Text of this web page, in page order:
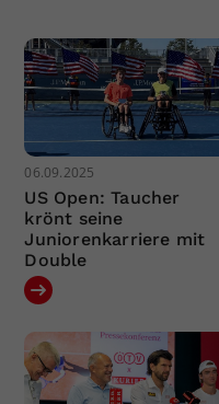
06.09.2025
US Open: Taucher
krönt seine
Juniorenkarriere mit
Double